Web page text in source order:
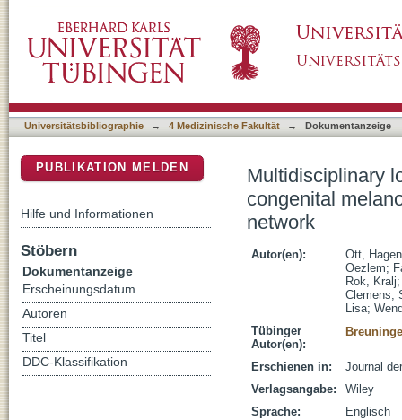
recommendations by the CMN surgery
Universitätsbibliographie → 4 Medizinische Fakultät → Dokumentanzeige
Multidisciplinary
congenital
network
Autor(en):
Ott, Hagen
Oezlem;
Rok, Kralj
Clemens;
Lisa;
Tübinger
Autor(en):
Erschienen in:
Journal
Verlagsangabe:
Wiley
Sprache:
Englisch
PUBLIKATION MELDEN
Hilfe und Informationen
Stöbern
Dokumentanzeige
Erscheinungsdatum
Autoren
Titel
DDC-Klassifikation